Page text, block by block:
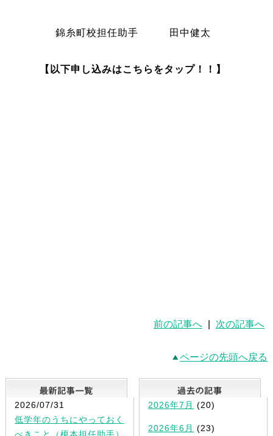
錦糸町校担任助手 田中健太
【以下申し込みはこちらをタップ！！】
前の記事へ 次の記事へ
ページの先頭へ戻る
最新記事一覧
2026/07/31
低学年のうちにやっておく
2026年7月 (20)
2026年6月 (23)